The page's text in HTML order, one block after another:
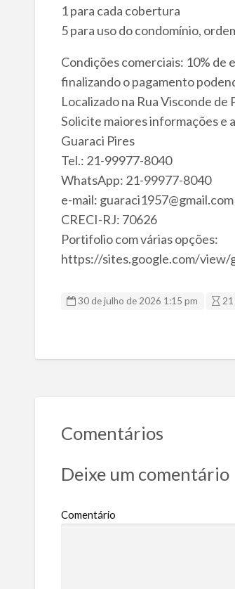
1 para cada cobertura
5 para uso do condomínio,
Condições comerciais: 10% de
finalizando o pagamento
Localizado na Rua Visconde de
Solicite maiores informações e
Guaraci Pires
Tel.: 21-99977-8040
WhatsApp: 21-99977-8040
e-mail: guaraci1957@gmail.com
CRECI-RJ: 70626
Portifolio com várias opções:
https://sites.google.com/
30 de julho de 2026 1:15 pm 21
Comentários
Deixe um comentário
Comentário